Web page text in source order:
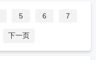
5 6 7
下一页